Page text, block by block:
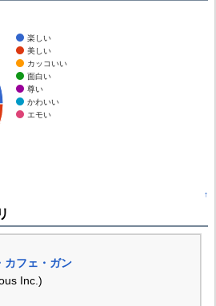
楽しい
美しい
カッコいい
面白い
尊い
かわいい
エモい
↑
カフェ・ガン
Inc.)